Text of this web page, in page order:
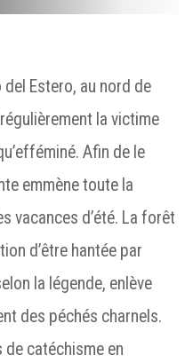
Estero, au nord de
la victime
Afin de le
emmène toute la
vacances d’été. La forêt
d’être hantée par
la légende, enlève
des péchés charnels.
de catéchisme en